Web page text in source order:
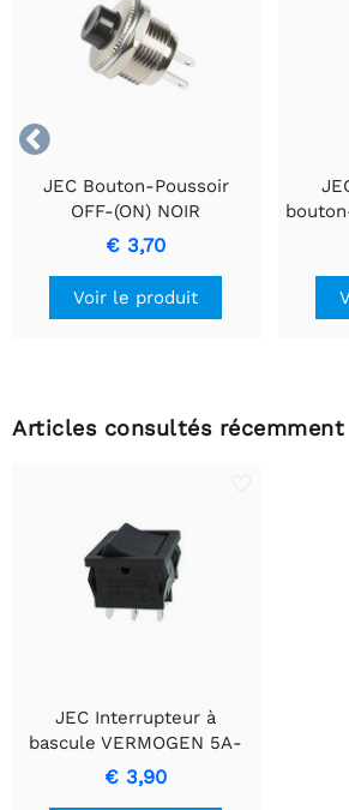

JEC Bouton-Poussoir
OFF-(ON) NOIR
€ 3,70
Voir le produit
Articles consultés récemment
JEC Interrupteur à
bascule VERMOGEN 5A-
250V DPDT ON-ON Noir
€ 3,90